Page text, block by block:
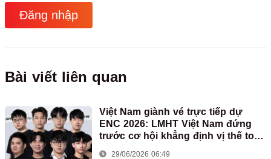
Đăng nhập
Bài viết liên quan
Việt Nam giành vé trực tiếp dự
ENC 2026: LMHT Việt Nam đứng
trước cơ hội khẳng định vị thế toàn
cầu
29/06/2026 06:49